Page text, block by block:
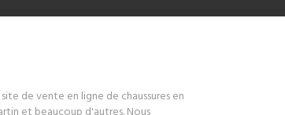
de vente en ligne de chaussures en